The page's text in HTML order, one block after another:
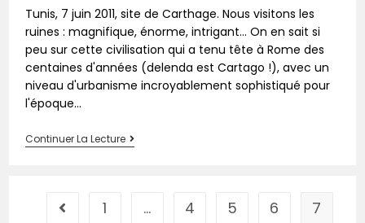
Tunis, 7 juin 2011, site de Carthage. Nous visitons les
ruines : magnifique, énorme, intrigant... On en sait si
peu sur cette civilisation qui a tenu tête à Rome des
centaines d'années (delenda est Cartago !), avec un
niveau d'urbanisme incroyablement sophistiqué pour
l'époque...
Continuer La Lecture
1 … 4 5 6
7